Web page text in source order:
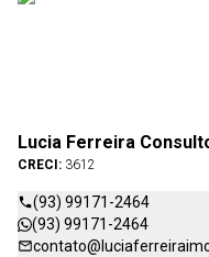
Lucia Ferreira
CRECI: 3612
(93) 99171-2464
(93) 99171-2464